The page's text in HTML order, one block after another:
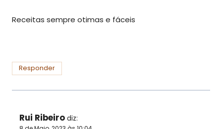
Receitas sempre otimas e fáceis
Responder
Rui Ribeiro diz: